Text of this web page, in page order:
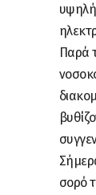
Παρά
σορό